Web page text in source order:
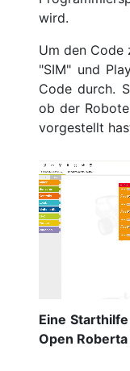
wird.
Um den
"SIM" und
Code durch.
ob der
vorgestellt
Eine
Open